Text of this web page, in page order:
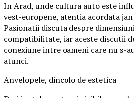
In Arad, unde cultura auto este
vest-europene, atentia acordata
Pasionatii discuta despre
compatibilitate, iar aceste discutii
conexiune intre oameni care nu s-
atunci.
Anvelopele, dincolo de estetica